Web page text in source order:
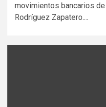
movimientos bancarios
Rodríguez Zapatero....